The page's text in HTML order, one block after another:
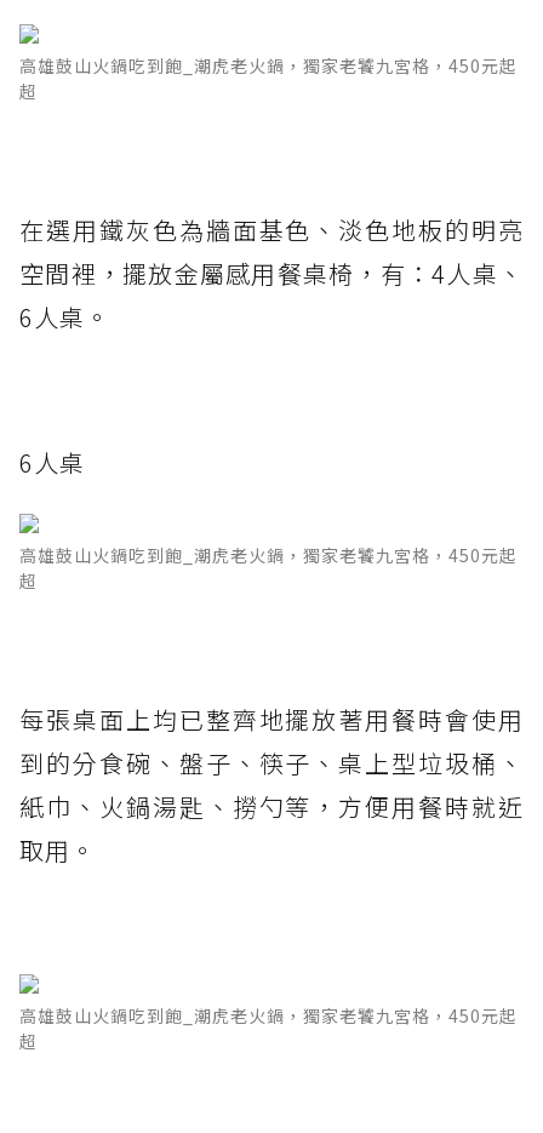
高雄鼓山火鍋吃到飽_潮虎老火鍋，獨家老饕九宮格，450元起
超
在選用鐵灰色為牆面基色、淡色地板的明亮
空間裡，擺放金屬感用餐桌椅，有：4人桌、
6人桌。
6人桌
高雄鼓山火鍋吃到飽_潮虎老火鍋，獨家老饕九宮格，450元起
超
每張桌面上均已整齊地擺放著用餐時會使用
到的分食碗、盤子、筷子、桌上型垃圾桶、
紙巾、火鍋湯匙、撈勺等，方便用餐時就近
取用。
高雄鼓山火鍋吃到飽_潮虎老火鍋，獨家老饕九宮格，450元起
超